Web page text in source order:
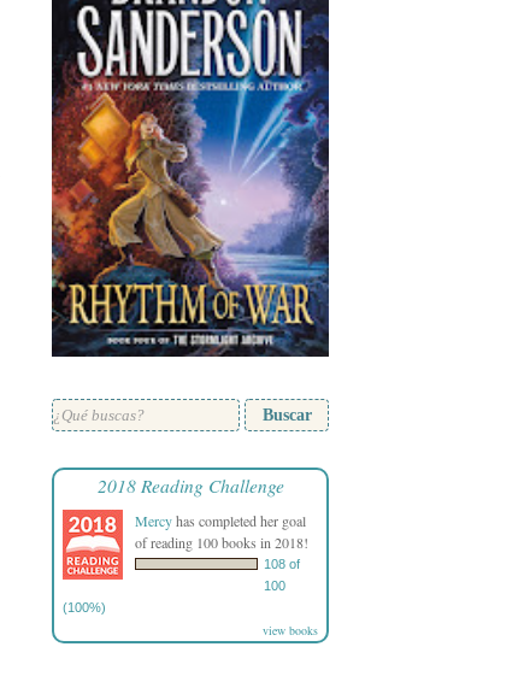
Buscar
2018 Reading Challenge
Mercyhas completed her goal
of reading 100 books in 2018!
108 of
100
(100%)
view books